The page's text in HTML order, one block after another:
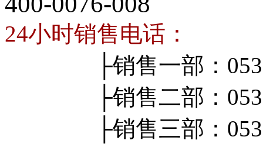
24小时销售电话：
├销售一部：0536-
├销售二部：0536-
├销售三部：0536-